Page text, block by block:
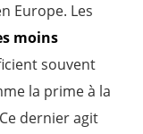
Europe. Les
moins
souvent
la prime à la
dernier agit